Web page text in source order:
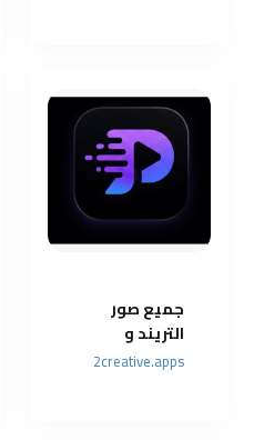
جميع صور
التريند و
البرومت في
2creative.apps